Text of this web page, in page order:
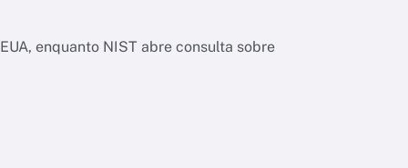
enquanto NIST abre consulta sobre